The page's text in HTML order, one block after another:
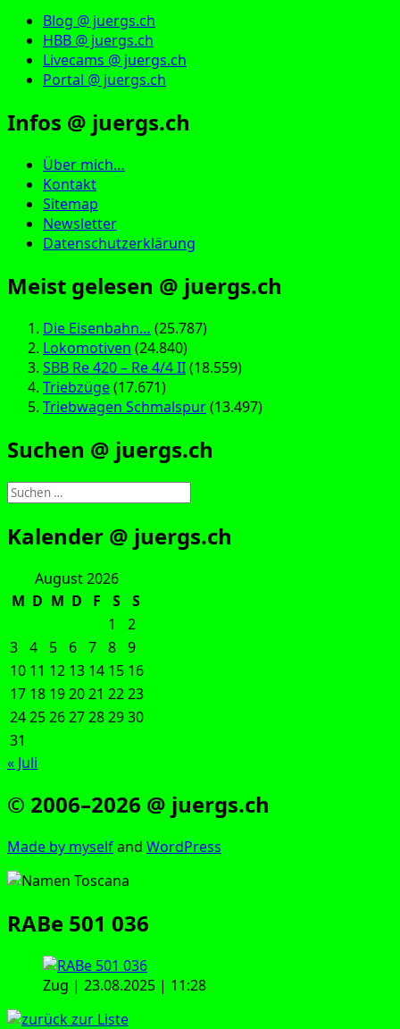
Blog @ juergs.ch
HBB @ juergs.ch
Livecams @ juergs.ch
Portal @ juergs.ch
Infos @ juergs.ch
Über mich…
Kontakt
Sitemap
Newsletter
Datenschutzerklärung
Meist gelesen @ juergs.ch
Die Eisenbahn… (25.787)
Lokomotiven (24.840)
SBB Re 420 – Re 4/4 II(18.559)
Triebzüge(17.671)
Triebwagen Schmalspur(13.497)
Suchen @ juergs.ch
Suchen
nach:
Kalender @ juergs.ch
August 2026
M D M D F S
S
1
2
3 4 5 6 7 8 9
10 11 12 13 14 15 16
17 18 192021 2223
24252627282930
31
« Juli
© 2006–2026 @ juergs.ch
Made by mys­elfand Word­Press
RABe 501 036
Zug | 23.08.2025 | 11:28